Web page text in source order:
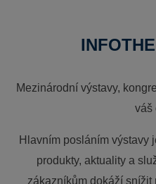
Mezinárodní výstavy,
váš
Hlavním posláním výstavy
produkty, aktuality a
zákazníkům dokáží